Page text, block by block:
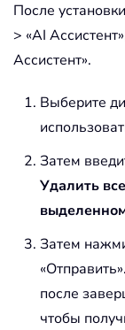
После
> «AI
Ассистент».
Выберите
Затем
Удалить
Затем
после
чтобы